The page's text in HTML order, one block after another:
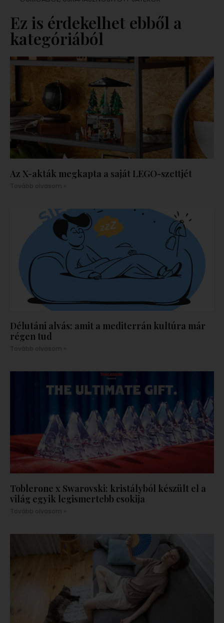
Ez is érdekelhet ebből a
kategóriából
Az X-akták megkapta a saját LEGO-szettjét
Délutáni alvás: amit a mediterrán kultúra már
régen tud
Toblerone x Swarovski: kristályból készült el a
világ egyik legismertebb csokija